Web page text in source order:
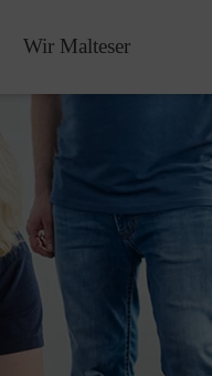
Wir Malteser